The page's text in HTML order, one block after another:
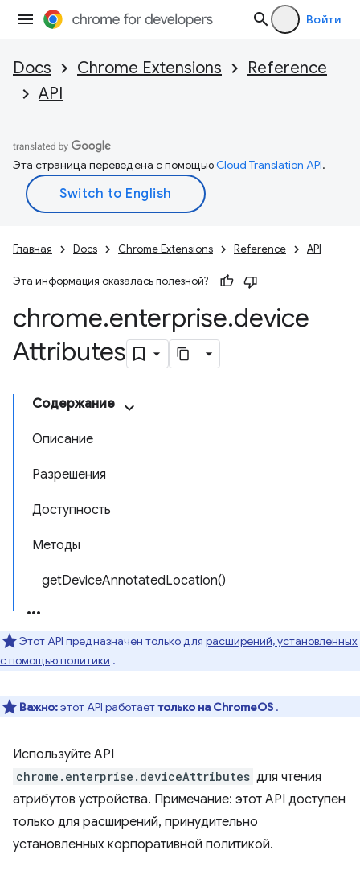
Войти
Docs Chrome Extensions
Reference
API
Эта страница переведена с помощьюCloud Translation API.
Главная Docs Chrome Extensions Reference API
Эта информация оказалась полезной?
chrome.enterprise.device
Attributes
Содержание
Описание
Разрешения
Доступность
Методы
getDeviceAnnotatedLocation()
Этот API предназначен только для расширений, установленных
с помощью политики .
Важно:этот API работаеттолько на ChromeOS .
Используйте API
chrome.enterprise.deviceAttributes для чтения
атрибутов устройства. Примечание: этот API доступен
только для расширений, принудительно
установленных корпоративной политикой.